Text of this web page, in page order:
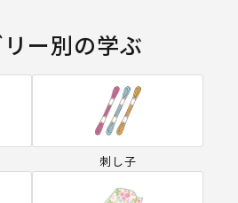
ー別の学ぶ
刺し子